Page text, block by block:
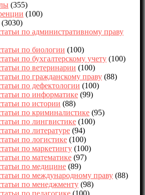
(355)
(100)
(3030)
по административному праву
по биологии (100)
по бухгалтерскому учету (100)
по ветеринарии (100)
по гражданскому праву (88)
по дефектологии (100)
по информатике (99)
по истории (88)
по криминалистике (95)
по лингвистике (100)
по литературе (94)
по логистике (100)
по маркетингу (100)
по математике (97)
по медицине (89)
по международному праву (88)
по менеджменту (98)